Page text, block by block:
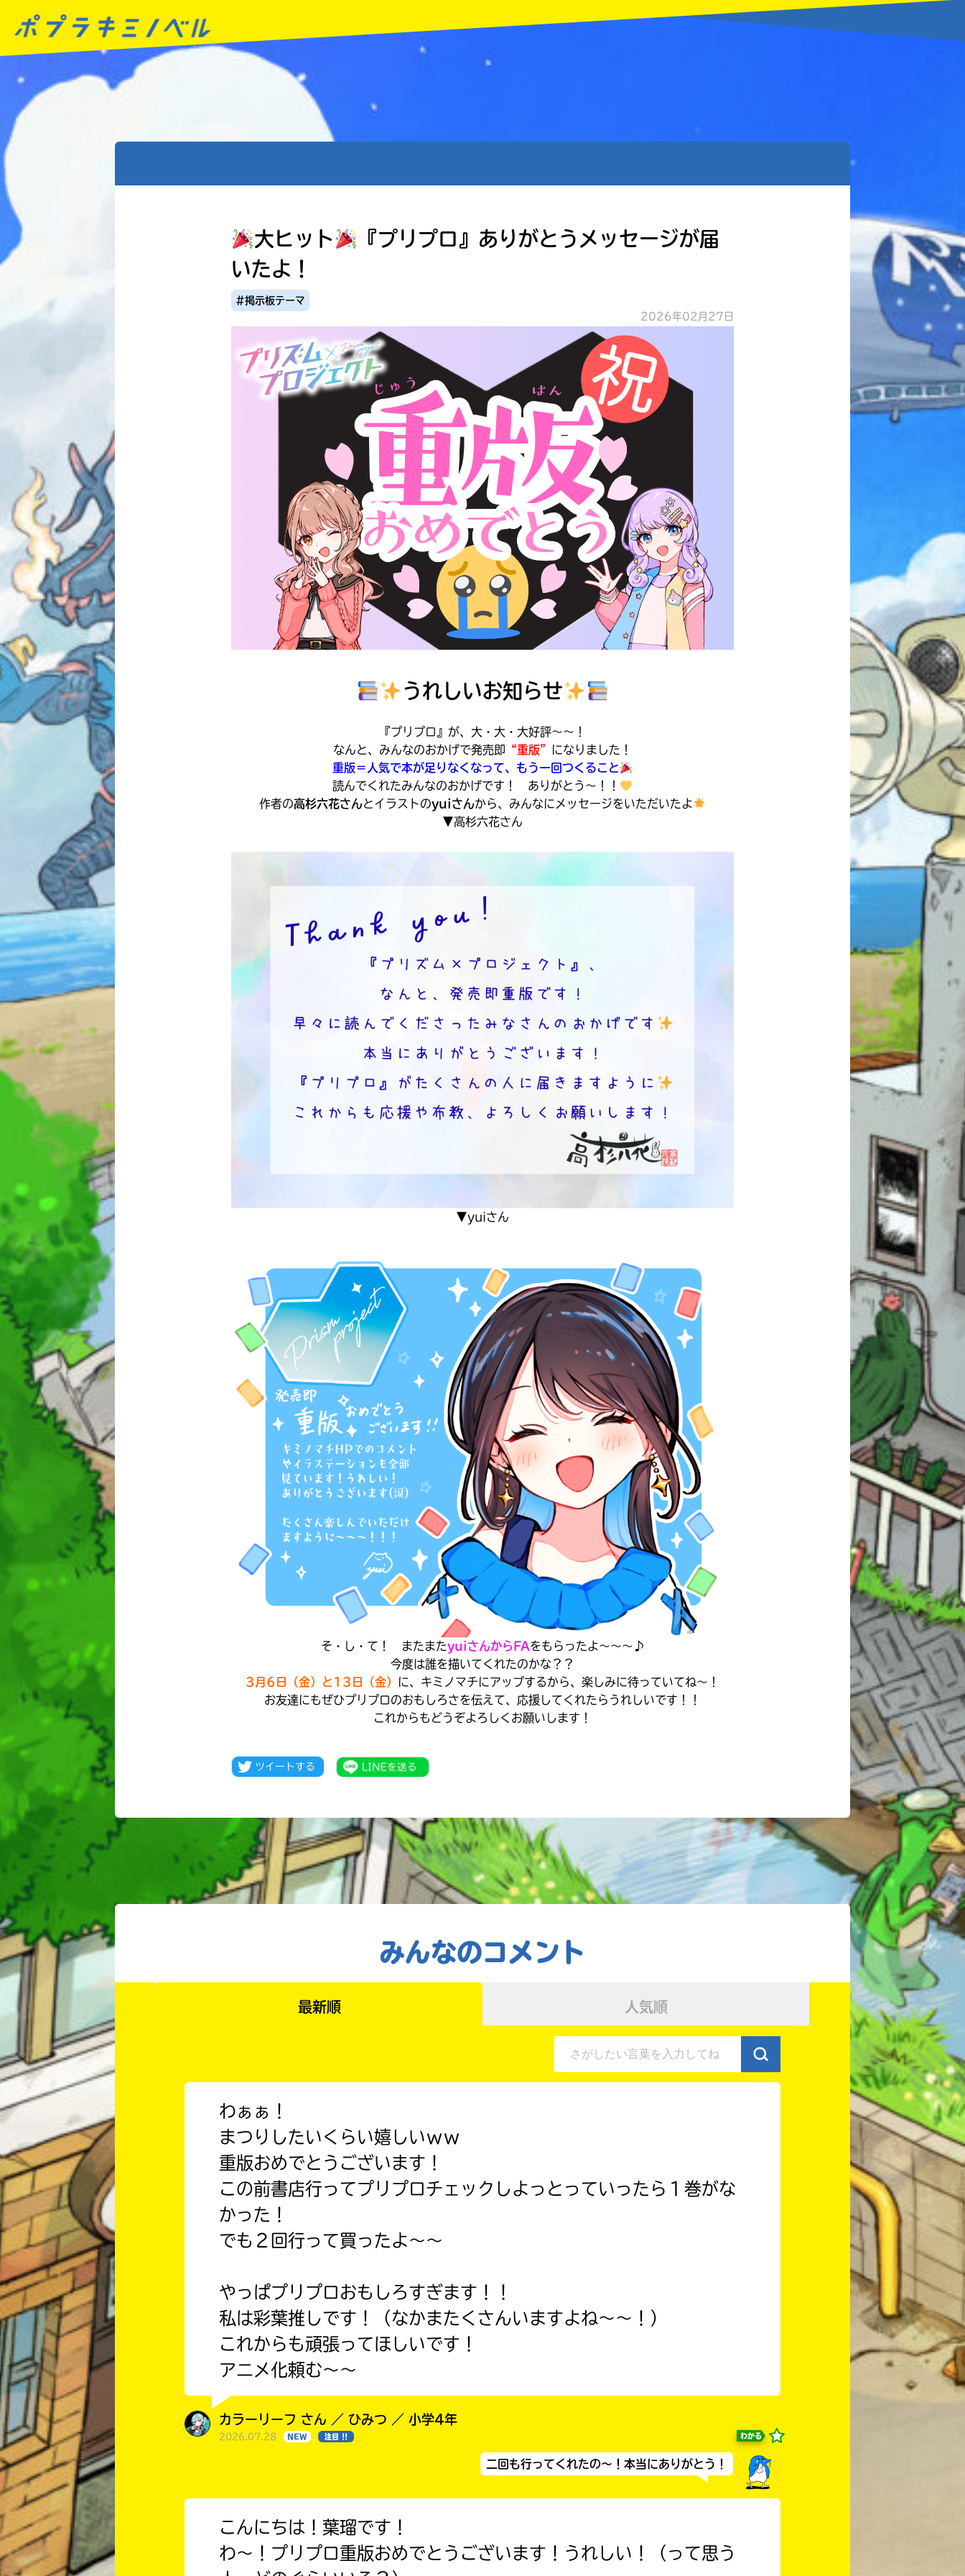
Loading .. .
読みたい本が
見つかる
本を飛び出して
大人気
シリーズに
キミノラジオ配信中！
いろんな動画が
見られる
みんなの絵が
見られる
ギャラリー
読める
キーワードから探す
オフィシャルアカウント
大ヒット
『プリプロ』ありがとうメッセージが届
いたよ！
#掲示板テーマ
2026年02月27日
うれしいお知らせ
『プリプロ』が、大・大・大好評～～！
なんと、みんなのおかげで発売即
“重版”
になりました！
重版＝人気で本が足りなくなって、もう一回つくること
読んでくれたみんなのおかげです！ ありがとう〜！！
作者の高杉六花さんとイラストのyuiさんから、みんなにメッセージをいただいたよ
▼高杉六花さん
▼yuiさん
そ・し・て！ またまたyuiさんからFAをもらったよ～～～♪
今度は誰を描いてくれたのかな？？
3月6日（金）と13日（金）
に、キミノマチにアップするから、楽しみに待っていてね～！
お友達にもぜひプリプロのおもしろさを伝えて、応援してくれたらうれしいです！！
これからもどうぞよろしくお願いします！
みんなのコメント
最新順 人気順
わぁぁ！
まつりしたいくらい嬉しいｗｗ
重版おめでとうございます！
この前書店行ってプリプロチェックしよっとっていったら１巻がな
かった！
でも２回行って買ったよ〜〜
やっぱプリプロおもしろすぎます！！
私は彩葉推しです！（なかまたくさんいますよね〜〜！）
これからも頑張ってほしいです！
アニメ化頼む〜〜
カラーリーフ さん ／ ひみつ ／ 小学4年
2026.07.28 NEW 注目 !! わかる
二回も行ってくれたの～！本当にありがとう！
こんにちは！葉瑠です！
わ〜！プリプロ重版おめでとうございます！うれしい！（って思う
入
力
内
に
ラ
ー
が
あ
る
の
で、
認
し
て
み
て
ね